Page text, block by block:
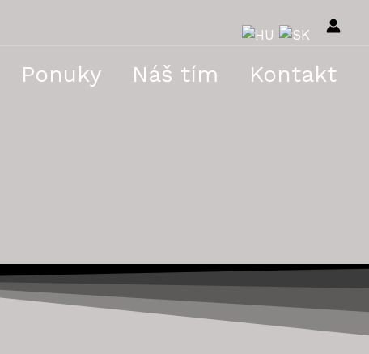
Ponuky Náš tím Kontakt